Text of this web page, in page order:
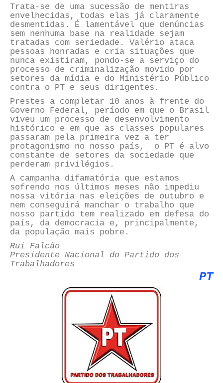
Trata-se de uma sucessão de mentiras
envelhecidas, todas elas já claramente
desmentidas. É lamentável que denúncias
sem nenhuma base na realidade sejam
tratadas com seriedade. Valério ataca
pessoas honradas e cria situações que
nunca existiram, pondo-se a serviço do
processo de criminalização movido por
setores da mídia e do Ministério Público
contra o PT e seus dirigentes.
Prestes a completar 10 anos à frente do
Governo Federal, período em que o Brasil
viveu um processo de desenvolvimento
histórico e em que as classes populares
passaram pela primeira vez a ter
protagonismo no nosso país, o PT é alvo
constante de setores da sociedade que
perderam privilégios.
A campanha difamatória que estamos
sofrendo nos últimos meses não impediu
nossa vitória nas eleições de outubro e
nem conseguirá manchar o trabalho que
nosso partido tem realizado em defesa do
país, da democracia e, principalmente,
da população mais pobre.
Rui Falcão
Presidente Nacional do Partido dos
Trabalhadores
PT